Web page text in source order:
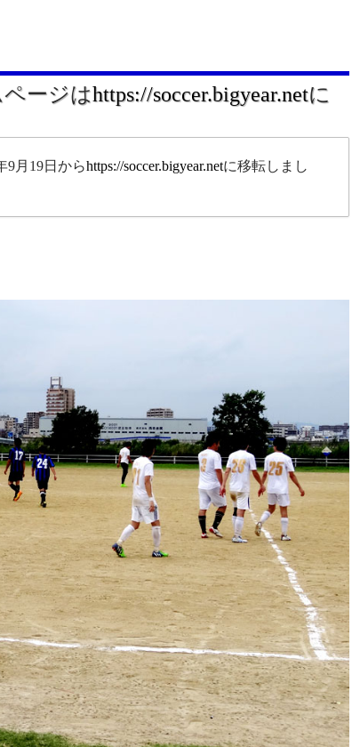
ージはhttps://soccer.bigyear.netに
9月19日からhttps://soccer.bigyear.netに移転しまし